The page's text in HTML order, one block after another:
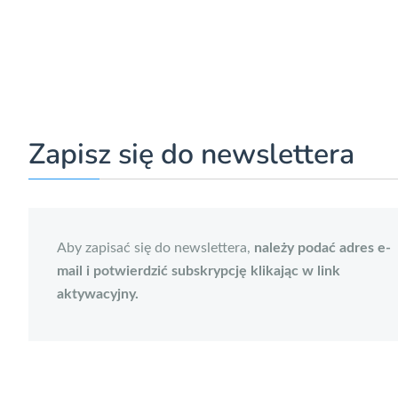
Zapisz się do newslettera
Aby zapisać się do newslettera, należy podać adres e-
mail i potwierdzić subskrypcję klikając w link
aktywacyjny.